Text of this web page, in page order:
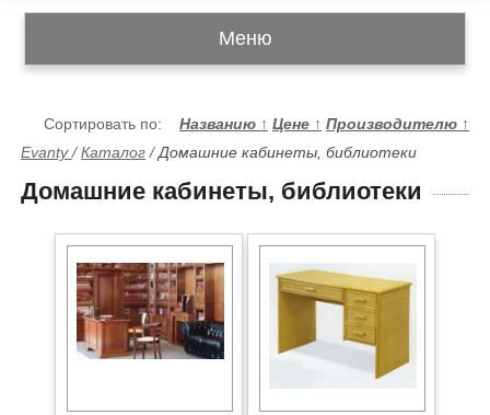
Меню
Сортировать по: Названию ↑ Цене ↑ Производителю ↑
Evanty/Каталог /Домашние кабинеты, библиотеки
Домашние кабинеты, библиотеки